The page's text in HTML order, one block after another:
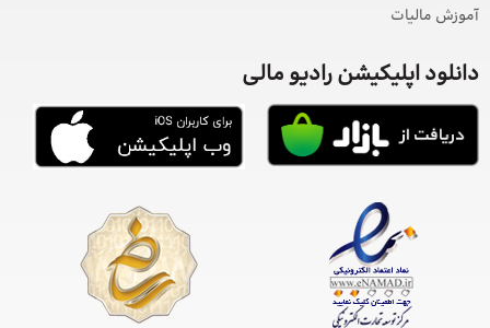
آموزش مالیات
دانلود اپلیکیشن رادیو مالی